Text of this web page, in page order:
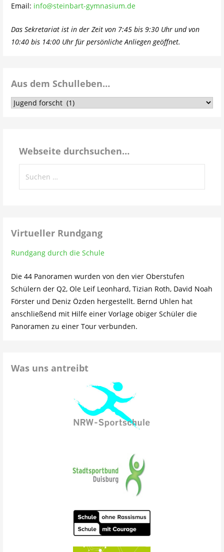
Email: info@steinbart-gymnasium.de
Das Sekretariat ist in der Zeit von 7:45 bis 9:30 Uhr und von
10:40 bis 14:00 Uhr für persönliche Anliegen geöffnet.
Aus dem Schulleben…
Aus
Webseite durchsuchen…
nach:
Virtueller Rundgang
Rundgang durch die Schule
Die 44 Panoramen wurden von den vier Oberstufen
Schülern der Q2, Ole Leif Leonhard, Tizian Roth, David Noah
Förster und Deniz Özden hergestellt. Bernd Uhlen hat
anschließend mit Hilfe einer Vorlage obiger Schüler die
Panoramen zu einer Tour verbunden.
Was uns antreibt